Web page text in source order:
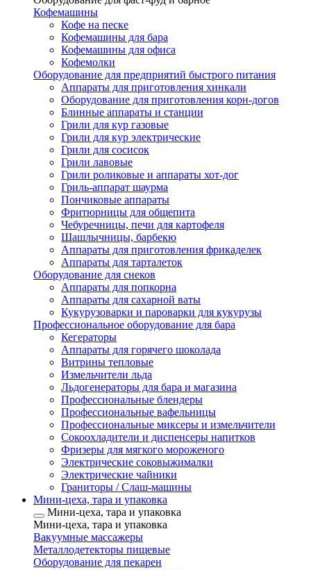
Кофемашины
Кофе на песке
Кофемашины для бара
Кофемашины для офиса
Кофемолки
Оборудование для предприятий быстрого питания
Аппараты для приготовления хинкали
Оборудование для приготовления корн-догов
Блинные аппараты и станции
Грили для кур газовые
Грили для кур электрические
Грили для сосисок
Грили лавовые
Грили роликовые и аппараты хот-дог
Гриль-аппарат шаурма
Пончиковые аппараты
Фритюрницы для общепита
Чебуречницы, печи для картофеля
Шашлычницы, барбекю
Аппараты для приготовления фрикаделек
Аппараты для тарталеток
Оборудование для снеков
Аппараты для попкорна
Аппараты для сахарной ваты
Кукурузоварки и пароварки для кукурузы
Профессиональное оборудование для бара
Кегераторы
Аппараты для горячего шоколада
Витрины тепловые
Измельчители льда
Льдогенераторы для бара и магазина
Профессиональные блендеры
Профессиональные вафельницы
Профессиональные миксеры и измельчители
Сокоохладители и диспенсеры напитков
Фризеры для мягкого мороженого
Электрические соковыжималки
Электрические чайники
Граниторы / Слаш-машины
Мини-цеха, тара и упаковка
Мини-цеха, тара и упаковка
Мини-цеха, тара и упаковка
Вакуумные массажеры
Металлодетекторы пищевые
Оборудование для пекарен